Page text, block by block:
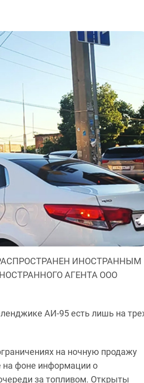
ИНОСТРАННЫМ
АГЕНТА ООО
АИ-95 есть лишь на
на ночную продажу
на фоне информации о
за топливом. Открыты